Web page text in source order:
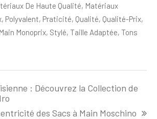
De Haute Qualité, Matériaux
, Polyvalent, Praticité, Qualité, Qualité-Prix,
Monoprix, Stylé, Taille Adaptée, Tons
: Découvrez la Collection de
des Sacs à Main Moschino